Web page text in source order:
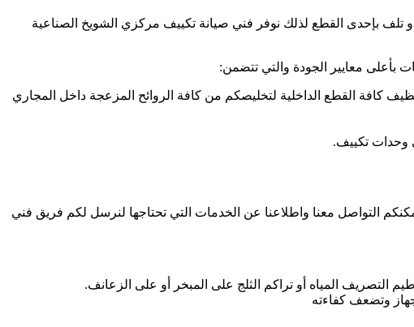
تلف بإحدى القطع لذلك نوفر فني صيانة تكييف مركزي الشويخ الصناعية
معايير الجودة والتي تتضمن:
كافة القطع الداخلية لتخليصكم من كافة الروائح المزعجة داخل المجاري
وحدات تكييف.
التواصل معنا واطلاعنا عن الخدمات التي تحتاجها لنرسل لكم فريق فني
التصريف المياه أو تراكم الثلج على المبخر أو على الزعانف.
وتضعف كفاءته